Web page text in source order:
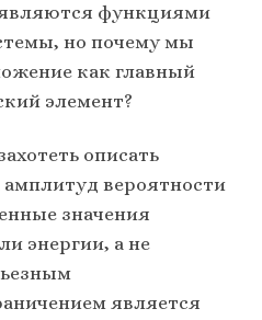
функциями
но почему мы
как главный
элемент?
описать
вероятности
значения
энергии, а не
является